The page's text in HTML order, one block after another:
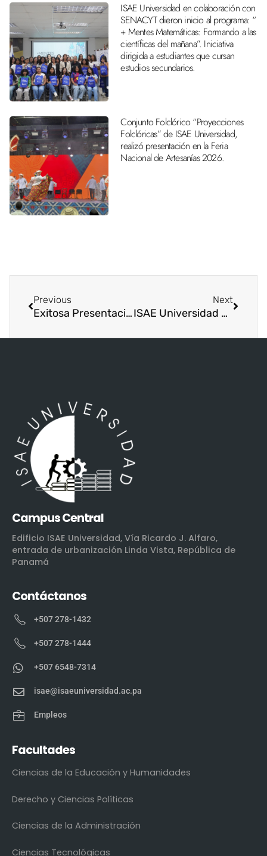
ISAE Universidad en colaboración con
SENACYT dieron inicio al programa: “
+ Mentes Matemáticas: Formando a las
científicas del mañana”. Iniciativa
dirigida a estudiantes que cursan
estudios secundarios.
Conjunto Folclórico “Proyecciones
Folclóricas” de ISAE Universidad,
realizó presentación en la Feria
Nacional de Artesanías 2026.
Previous
Exitosa Presentación del Libro “El Juicio Oral En El Sistema Penal Acusatorio” en el Centro Regional de David
Next
ISAE Universidad Recibe la 20va Asamblea de REALCUP en el Campus Central
Campus Central
Edificio ISAE Universidad, Vía Ricardo J. Alfaro,
entrada de urbanización Linda Vista, República de
Panamá
Contáctanos
+507 278-1432
+507 278-1444
+507 6548-7314
isae@isaeuniversidad.ac.pa
Empleos
Facultades
Ciencias de la Educación y Humanidades
Derecho y Ciencias Políticas
Ciencias de la Administración
Ciencias Tecnológicas